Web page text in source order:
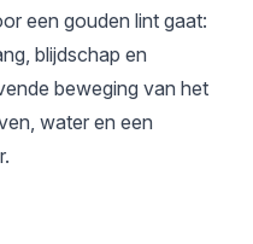
een gouden lint gaat:
blijdschap en
beweging van het
water en een